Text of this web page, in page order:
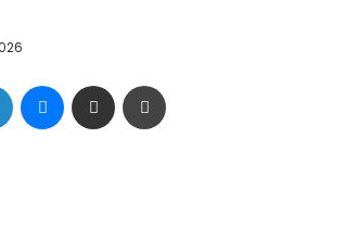
LinkedIn Messenger
Share via Email